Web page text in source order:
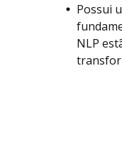
Possui
NLP